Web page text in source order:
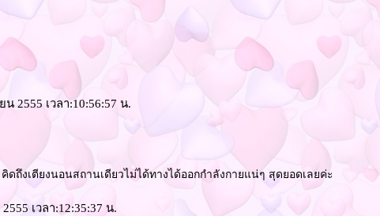
2555 เวลา:10:56:57 น.
ถึงเตียงนอนสถานเดียวไม่ได้ทางได้ออกกำลังกายแน่ๆ สุดยอดเลยค่ะ
เวลา:12:35:37 น.